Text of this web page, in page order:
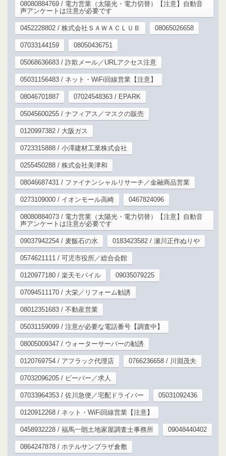
08080884769 / 電力営業（太陽光・電力切替）【注意】自動音
声アンケートは注意が必要です
0452228802 / 株式会社ＳＡＷＡＣＬＵＢ 08065026658
07033144159 08050436751
05068636683 / 詐欺メール／URLアクセス注意
05031156483 / ネット・WiFi回線営業【注意】
08046701887 07024548363 / EPARK
05045600255 / ナフィアス／マスクの販売
0120997382 / 大阪ガス
0723315888 / 小澤建材工業株式会社
0255450288 / 株式会社美津和
08046687431 / ファイナンシャルリサーチ／金融商品営業
0273109000 / イオンモール高崎 0467824096
08080884073 / 電力営業（太陽光・電力切替）【注意】自動音
声アンケートは注意が必要です
09037942254 / 麦飯石の水 0183423582 / 瀬川正作ぬりや
0574621111 / 可児市役所／総合会館
0120977180 / 楽天モバイル 09035079225
07094511170 / 大栄／リフォーム勧誘
08012351683 / 不動産営業
05031159099 / 注意が必要な電話番号【調査中】
08005009347 / ウォーターサーバーの勧誘
0120769754 / アフラック代理店 0766236658 / 川淵茂夫
07032096205 / ビーバー／求人
07033964353 / 佐川急便／宅配ドライバー 05031092436
0120912268 / ネット・WiFi回線営業【注意】
0458932228 / 福馬一朗土地家屋調査士事務所 09048440402
0864247878 / ホテルサンプラザ倉敷